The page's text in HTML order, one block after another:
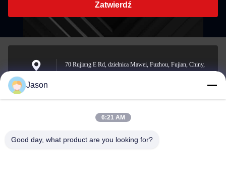
Zatwierdź
70 Rujiang E Rd, dzielnica Mawei, Fuzhou, Fujian, Chiny,
Wiadomość
elektroniczna
Jason
6:21 AM
Good day, what product are you looking for?